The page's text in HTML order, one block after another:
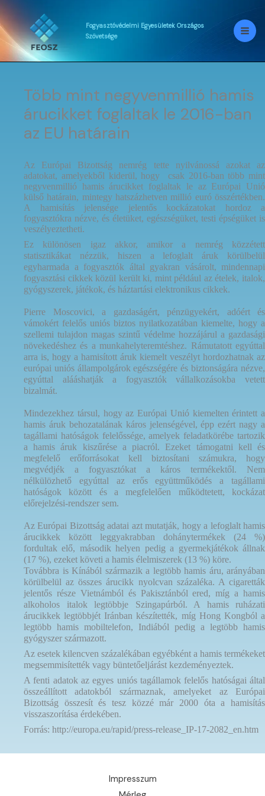
Skip
to
content
Fogyasztóvédelmi Egyesületek Országos
Szövetsége
Több mint negyvenmillió hamis
árucikket foglaltak le 2016-ban
az EU határain
Az Európai Bizottság nemrég tette nyilvánossá azokat az
adatokat, amelyekből kiderül, hogy csak 2016-ban több mint
negyvenmillió hamis árucikket foglaltak le az Európai Unió
külső határain, mintegy hatszázhetven millió euró összértékben.
A hamisítás jelensége jelentős kockázatokat hordoz a
fogyasztókra nézve, és életüket, egészségüket, testi épségüket is
veszélyeztetheti.
Ez különösen igaz akkor, amikor a nemrég közzétett
statisztikákat nézzük, hiszen a lefoglalt áruk körülbelül
egyharmada a fogyasztók által gyakran vásárolt, mindennapi
fogyasztási cikkek közül került ki, mint például az ételek, italok,
gyógyszerek, játékok, és háztartási elektronikus cikkek.
Pierre Moscovici, a gazdaságért, pénzügyekért, adóért és
vámokért felelős uniós biztos nyilatkozatában kiemelte, hogy a
szellemi tulajdon magas szintű védelme hozzájárul a gazdasági
növekedéshez és a munkahelyteremtéshez. Rámutatott egyúttal
arra is, hogy a hamisított áruk kiemelt veszélyt hordozhatnak az
európai uniós állampolgárok egészségére és biztonságára nézve,
egyúttal alááshatják a fogyasztók vállalkozásokba vetett
bizalmát.
Mindezekhez társul, hogy az Európai Unió kiemelten érintett a
hamis áruk behozatalának káros jelenségével, épp ezért nagy a
tagállami hatóságok felelőssége, amelyek feladatkörébe tartozik
a hamis áruk kiszűrése a piacról. Ezeket támogatni kell és
megfelelő erőforrásokat kell biztosítani számukra, hogy
megvédjék a fogyasztókat a káros termékektől. Nem
nélkülözhető egyúttal az erős együttműködés a tagállami
hatóságok között és a megfelelően működtetett, kockázat
előrejelzési-rendszer sem.
Az Európai Bizottság adatai azt mutatják, hogy a lefoglalt hamis
árucikkek között leggyakrabban dohánytermékek (24 %)
fordultak elő, második helyen pedig a gyermekjátékok állnak
(17 %), ezeket követi a hamis élelmiszerek (13 %) köre.
Továbbra is Kínából származik a legtöbb hamis áru, arányában
körülbelül az összes árucikk nyolcvan százaléka. A cigaretták
jelentős része Vietnámból és Pakisztánból ered, míg a hamis
alkoholos italok legtöbbje Szingapúrból. A hamis ruházati
árucikkek legtöbbjét Iránban készítették, míg Hong Kongból a
legtöbb hamis mobiltelefon, Indiából pedig a legtöbb hamis
gyógyszer származott.
Az esetek kilencven százalékában egyébként a hamis termékeket
megsemmisítették vagy büntetőeljárást kezdeményeztek.
A fenti adatok az egyes uniós tagállamok felelős hatóságai által
összeállított adatokból származnak, amelyeket az Európai
Bizottság összesít és tesz közzé már 2000 óta a hamisítás
visszaszorítása érdekében.
Forrás: http://europa.eu/rapid/press-release_IP-17-2082_en.htm
Impresszum